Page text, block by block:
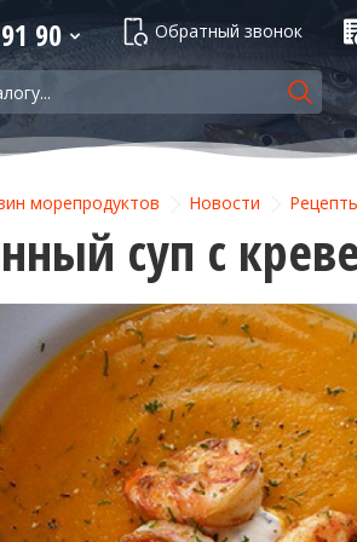
90 Обратный звонок
морепродуктов Новости
суп с